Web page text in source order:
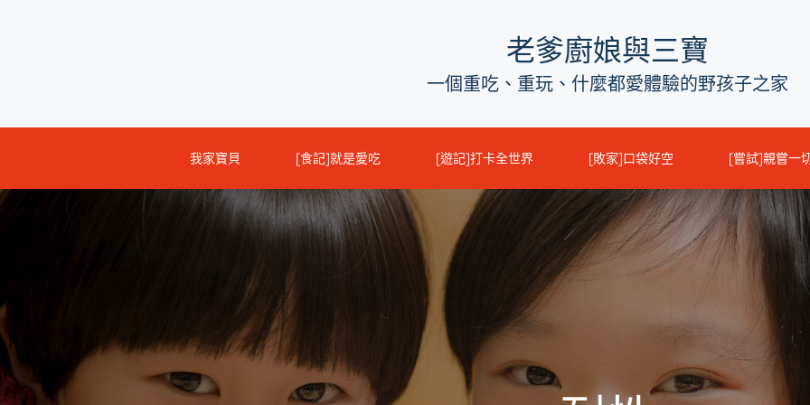
老爹廚娘與三寶
一個重吃、重玩、什麼都愛體驗的野孩子之家
我家寶貝 [食記]就是愛吃 [遊記]打卡全世界 [敗家]口袋好空 [嘗試]親嘗一